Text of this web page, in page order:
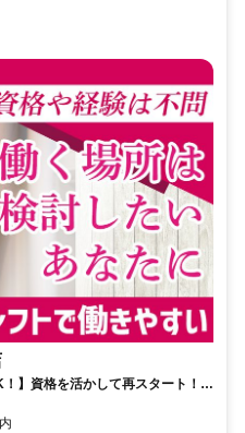
！】資格を活かして再スタート！休
OK